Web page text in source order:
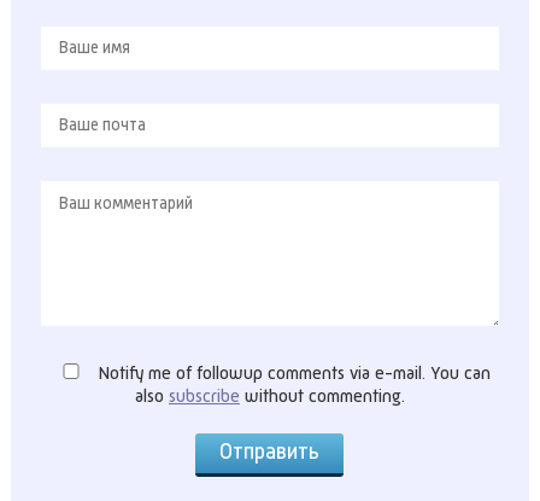
Notify me of followup comments via e-mail. You can
also subscribe without commenting.